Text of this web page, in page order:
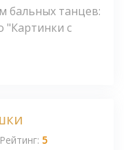
бальных танцев:
"Картинки с
Рейтинг: 5